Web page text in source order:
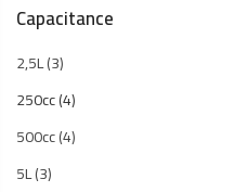
Capacitance
2,5L(3)
250cc(4)
500cc(4)
5L(3)